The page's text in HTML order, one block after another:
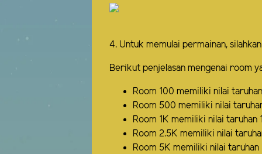
4. Untuk memulai permainan,
Berikut penjelasan mengenai room
Room 100 memiliki nilai
Room 500 memiliki nilai
Room 1K memiliki nilai taruhan
Room 2.5K memiliki nilai
Room 5K memiliki nilai